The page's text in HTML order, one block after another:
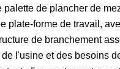
de plancher de
plate-forme de travail,
de branchement
l'usine et des besoins